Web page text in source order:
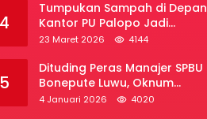
4
Tumpukan Sampah di Depan
Kantor PU Palopo Jadi
Sorotan, Warga Desak DLH
23 Maret 2026 4144
5
Dituding Peras Manajer SPBU
Bonepute Luwu, Oknum
Wartawan Angkat Bicara
4 Januari 2026 4020